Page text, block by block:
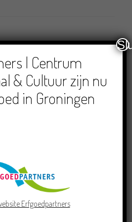
OOK
in de Prinsentuin: Verslag
Wat Ommaans
| Centrum
& Cultuur zijn nu
in Groningen
Erfgoedpartners